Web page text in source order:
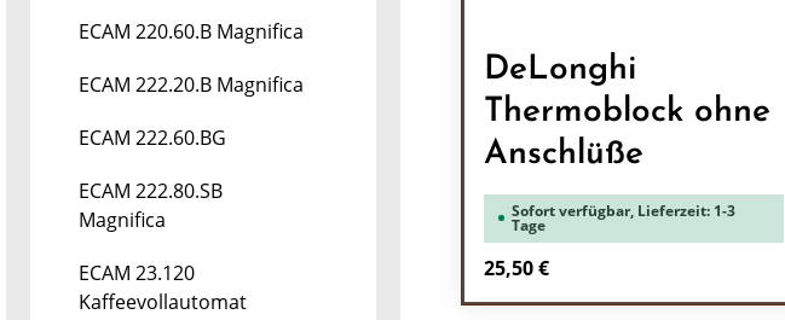
ECAM 220.60.B Magnifica
ECAM 222.20.B Magnifica
ECAM 222.60.BG
ECAM 222.80.SB
Magnifica
ECAM 23.120
Kaffeevollautomat
DeLonghi
Thermoblock ohne
Anschlüße
Sofort verfügbar, Lieferzeit: 1-3
Tage
Regulärer Preis:
25,50 €